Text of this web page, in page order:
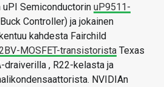
uPI Semiconductorin uP9511-
Controller) ja jokainen
kahdesta Fairchild
MOSFET-transistorista Texas
, R22-kelasta ja
NVIDIAn